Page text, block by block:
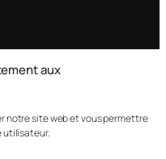
aux
notre site web et vous permettre
utilisateur.